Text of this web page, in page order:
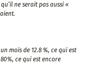
ne serait pas aussi «
mois de 12.8 %, ce qui est
ce qui est encore